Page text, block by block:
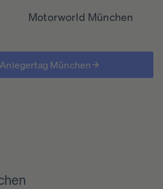
Motorworld München
München